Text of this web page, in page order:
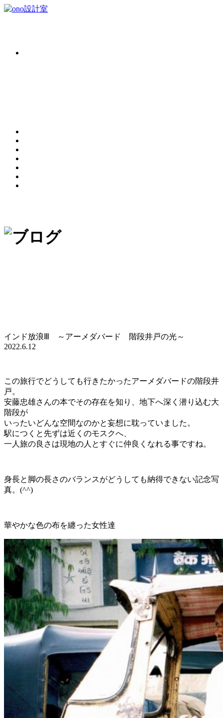
インド放浪Ⅲ ～アーメダバード 階段井戸の光～
2022.6.12
この旅行でどうしても行きたかったアーメダバードの階段井
戸。
安藤忠雄さんの本でその存在を知り、地下へ深く潜り込む大
階段が
いったいどんな空間なのかと妄想に耽っていました。
駅につくと先ずは近くのモスクへ、
一人旅の良さは現地の人とすぐに仲良くなれる事ですね。
身長と脚の長さのバランスがどうしても納得できない記念写
真。(^^)
華やかな色の布を纏った女性達